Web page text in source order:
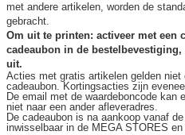
met andere artikelen, worden de
gebracht.
Om uit te printen: activeer met een
cadeaubon in de
uit.
Acties met gratis artikelen gelden
cadeaubon. Kortingsacties zijn
De email met de waardeboncode kan
niet naar een ander afleveradres.
De cadeaubon is na aankoop vanaf
inwisselbaar in de MEGA STORES en